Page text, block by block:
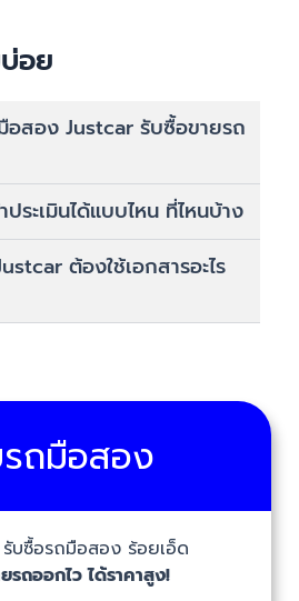
อย
อสอง Justcar รับซื้อขายรถ
ประเมินได้แบบไหน ที่ไหนบ้าง
ต้องใช้เอกสารอะไร
ถมือสอง
รับซื้อรถมือสอง ร้อยเอ็ด
รถออกไว ได้ราคาสูง!